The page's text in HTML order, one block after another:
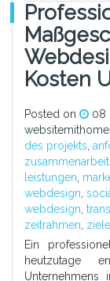
Kosten
Posted on 08
des projekts,
zusammenarbeit
leistungen,
webdesign,
webdesign,
zeitrahmen, ziele
Ein
heutzutage
Unternehmens